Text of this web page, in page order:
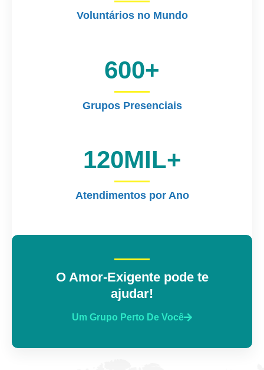
Voluntários no Mundo
600+
Grupos Presenciais
120MIL+
Atendimentos por Ano
O Amor-Exigente pode te
ajudar!
Um Grupo Perto De Você